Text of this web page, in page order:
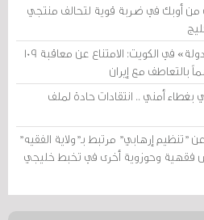
من أوبك في ضربة قوية لتحالف منتجي
محكمة «أمن الدولة» في الكويت: الامتناع عن معاقبة 109
أمني .. انتقادات حادة لملف
"تنظيم إرهابي" مرتبط بـ"ولاية الفقيه"
فقهية وحوزوية أخرى في تخبط خليجي